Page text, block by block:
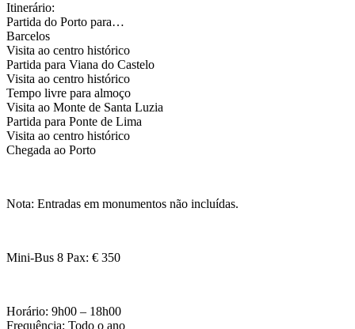
Itinerário:
Partida do Porto para…
Barcelos
Visita ao centro histórico
Partida para Viana do Castelo
Visita ao centro histórico
Tempo livre para almoço
Visita ao Monte de Santa Luzia
Partida para Ponte de Lima
Visita ao centro histórico
Chegada ao Porto
Nota: Entradas em monumentos não incluídas.
Mini-Bus 8 Pax: € 350
Horário: 9h00 – 18h00
Frequência: Todo o ano